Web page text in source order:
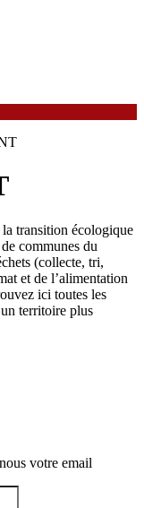
transition écologique
communes du
(collecte, tri,
et de l’alimentation
ici toutes les
territoire plus
votre email